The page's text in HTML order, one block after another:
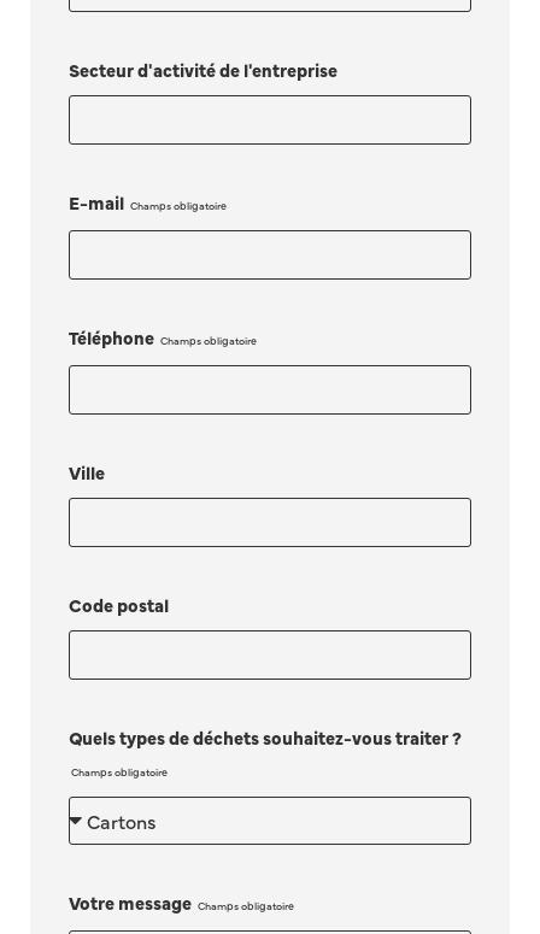
Secteur d'activité de l'entreprise
E-mail
Téléphone
Ville
Code postal
Quels types de déchets souhaitez-vous traiter ?
Votre message